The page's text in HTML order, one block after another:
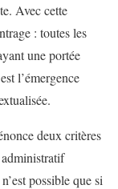
Avec cette
: toutes les
une portée
l’émergence
deux critères
possible que si